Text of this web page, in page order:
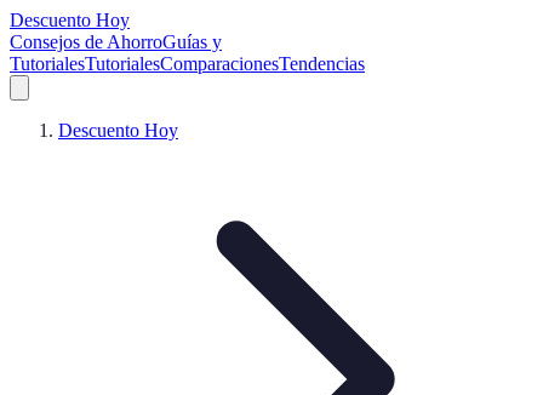
Descuento Hoy
Consejos de AhorroGuías y
TutorialesTutorialesComparacionesTendencias
Descuento Hoy